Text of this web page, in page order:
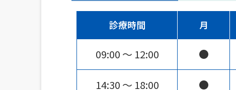
診療時間 月
09:00 〜 12:00 ●
14:30 〜 18:00 ●